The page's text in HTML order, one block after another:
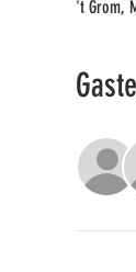
't Grom,